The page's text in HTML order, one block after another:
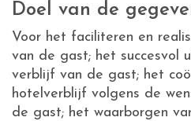
Doel van de
Voor het faciliteren en
van de gast; het succesvol
verblijf van de gast; het
hotelverblijf volgens de
de gast; het waarborgen